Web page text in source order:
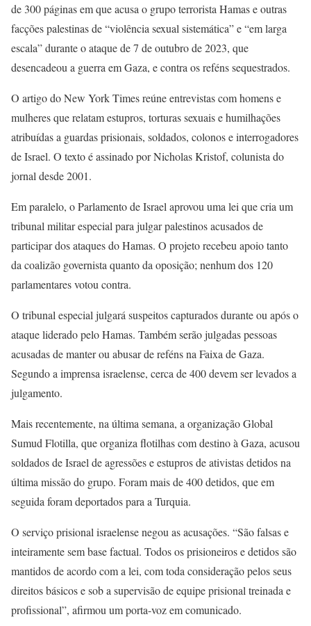
de 300 páginas em que acusa o grupo terrorista Hamas e outras
facções palestinas de “violência sexual sistemática” e “em larga
escala” durante o ataque de 7 de outubro de 2023, que
desencadeou a guerra em Gaza, e contra os reféns sequestrados.
O artigo do New York Times reúne entrevistas com homens e
mulheres que relatam estupros, torturas sexuais e humilhações
atribuídas a guardas prisionais, soldados, colonos e interrogadores
de Israel. O texto é assinado por Nicholas Kristof, colunista do
jornal desde 2001.
Em paralelo, o Parlamento de Israel aprovou uma lei que cria um
tribunal militar especial para julgar palestinos acusados de
participar dos ataques do Hamas. O projeto recebeu apoio tanto
da coalizão governista quanto da oposição; nenhum dos 120
parlamentares votou contra.
O tribunal especial julgará suspeitos capturados durante ou após o
ataque liderado pelo Hamas. Também serão julgadas pessoas
acusadas de manter ou abusar de reféns na Faixa de Gaza.
Segundo a imprensa israelense, cerca de 400 devem ser levados a
julgamento.
Mais recentemente, na última semana, a organização Global
Sumud Flotilla, que organiza flotilhas com destino à Gaza, acusou
soldados de Israel de agressões e estupros de ativistas detidos na
última missão do grupo. Foram mais de 400 detidos, que em
seguida foram deportados para a Turquia.
O serviço prisional israelense negou as acusações. “São falsas e
inteiramente sem base factual. Todos os prisioneiros e detidos são
mantidos de acordo com a lei, com toda consideração pelos seus
direitos básicos e sob a supervisão de equipe prisional treinada e
profissional”, afirmou um porta-voz em comunicado.